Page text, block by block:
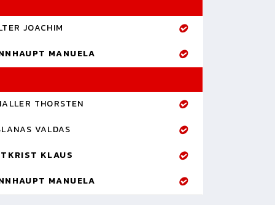
JOACHIM
MANUELA
THORSTEN
VALDAS
KLAUS
MANUELA